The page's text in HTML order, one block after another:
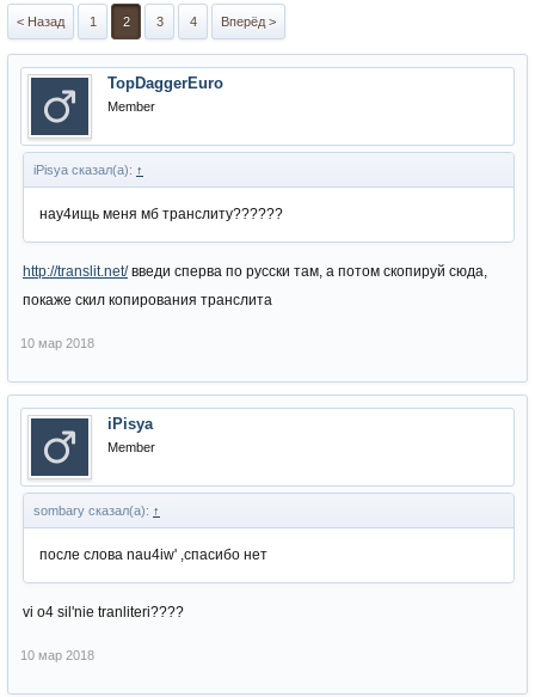
< Назад 1 2 3 4 Вперёд >
TopDaggerEuro
Member
iPisya сказал(а): ↑
нау4ищь меня мб транслиту??????
http://translit.net/введи сперва по русски там, а потом скопируй сюда,
покаже скил копирования транслита
10 мар 2018
iPisya
Member
sombary сказал(а): ↑
после слова nau4iw' ,спасибо нет
vi o4 sil'nie tranliteri????
10 мар 2018